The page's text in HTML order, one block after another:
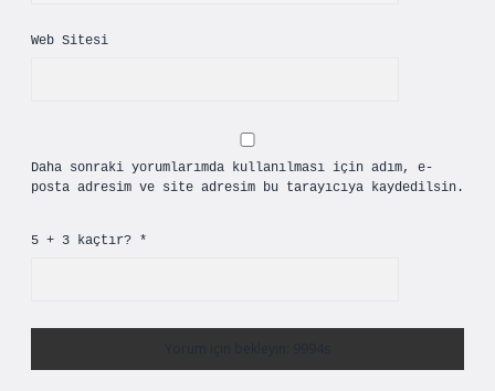
Web Sitesi
Daha sonraki yorumlarımda kullanılması için adım, e-
posta adresim ve site adresim bu tarayıcıya kaydedilsin.
5 + 3 kaçtır? *